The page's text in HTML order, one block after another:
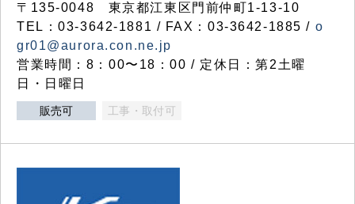
〒135-0048 東京都江東区門前仲町1-13-10
TEL：03-3642-1881 / FAX：03-3642-1885 / o
gr01@aurora.con.ne.jp
営業時間：8：00〜18：00 / 定休日：第2土曜
日・日曜日
販売可 工事・取付可